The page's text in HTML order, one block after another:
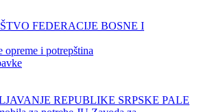
FEDERACIJE BOSNE I
opreme i potrepština
REPUBLIKE SRPSKE PALE